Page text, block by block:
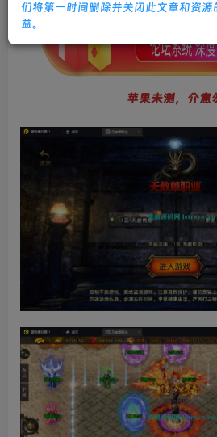
苹果未测，介意
们将第一时间删除并关闭此文章和资
益。